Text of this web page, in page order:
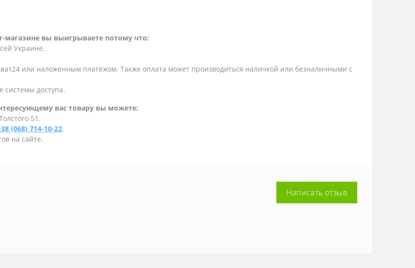
магазине вы выигрываете потому что:
Украине.
или наложенным платежом. Также оплата может производиться наличкой или безналичными с
системы доступа.
вас товару вы можете:
51.
(068) 714-10-22.
на сайте.
Написать отзыв